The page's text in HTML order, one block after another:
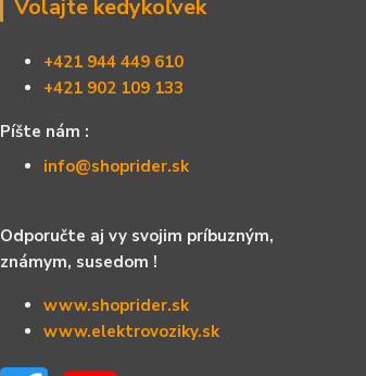
Volajte kedykoľvek
+421 944 449 610
+421 902 109 133
Píšte nám :
info@shoprider.sk
Odporučte aj vy svojim príbuzným,
známym, susedom !
www.shoprider.sk
www.elektrovoziky.sk